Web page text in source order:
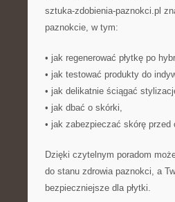
sztuka-zdobienia-paznokci.pl
paznokcie, w tym:
• jak regenerować płytkę po
• jak testować produkty do
• jak delikatnie ściągać
• jak dbać o skórki,
• jak zabezpieczać skórę przed
Dzięki czytelnym poradom
do stanu zdrowia paznokci, a
bezpieczniejsze dla płytki.